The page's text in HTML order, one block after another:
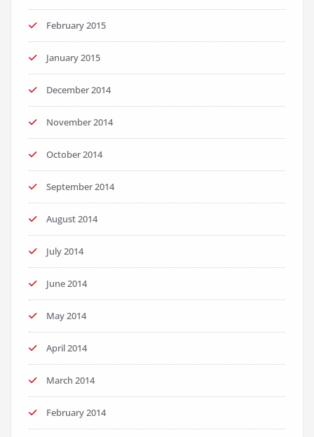
February 2015
January 2015
December 2014
November 2014
October 2014
September 2014
August 2014
July 2014
June 2014
May 2014
April 2014
March 2014
February 2014